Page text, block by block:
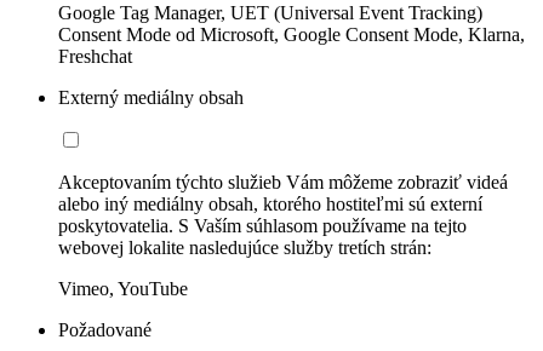
Google Tag Manager, UET (Universal Event Tracking)
Consent Mode od Microsoft, Google Consent Mode, Klarna,
Freshchat
Externý mediálny obsah
Akceptovaním týchto služieb Vám môžeme zobraziť videá
alebo iný mediálny obsah, ktorého hostiteľmi sú externí
poskytovatelia. S Vaším súhlasom používame na tejto
webovej lokalite nasledujúce služby tretích strán:
Vimeo, YouTube
Požadované